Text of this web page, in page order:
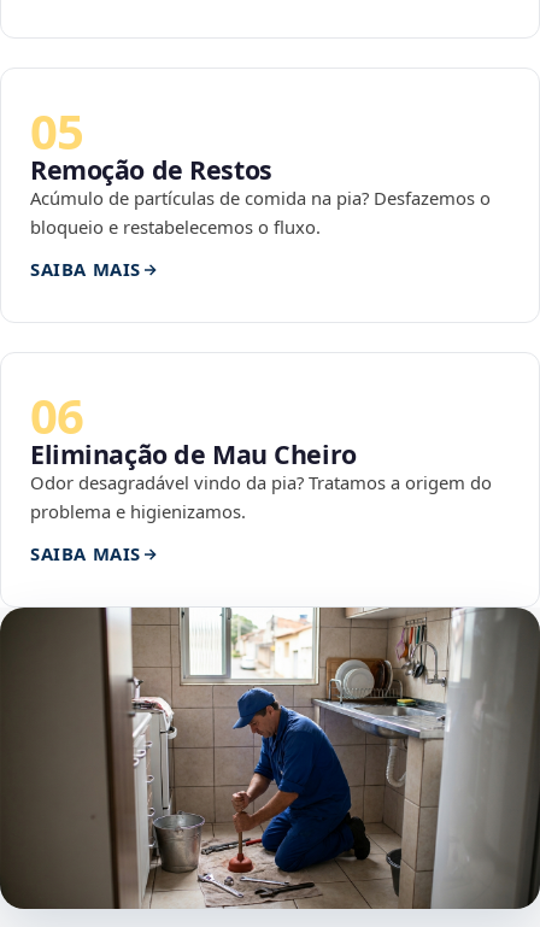
05
Remoção de Restos
Acúmulo de partículas de comida na pia? Desfazemos o
bloqueio e restabelecemos o fluxo.
SAIBA MAIS
06
Eliminação de Mau Cheiro
Odor desagradável vindo da pia? Tratamos a origem do
problema e higienizamos.
SAIBA MAIS